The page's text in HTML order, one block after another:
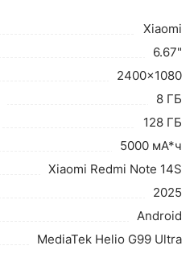
Xiaomi
6.67"
2400x1080
8 ГБ
128 ГБ
5000 мА*ч
Xiaomi Redmi Note 14S
2025
Android
MediaTek Helio G99 Ultra